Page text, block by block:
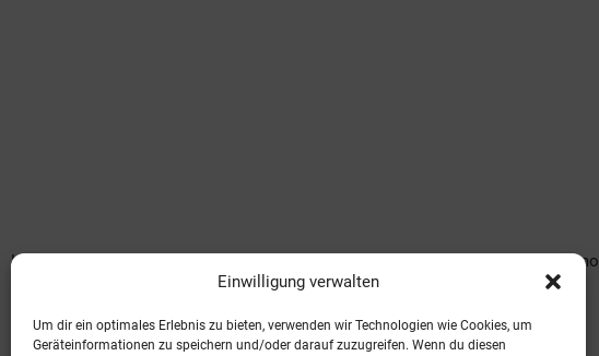
Einwilligung verwalten
Um dir ein optimales Erlebnis zu bieten, verwenden wir Technologien wie Cookies, um
Geräteinformationen zu speichern und/oder darauf zuzugreifen. Wenn du diesen
Lorem ipsum dolor sit amet, consetetur sadipscing elitr, sed diam nonumy